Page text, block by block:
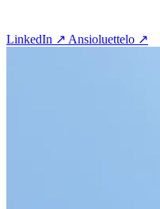
LinkedIn ↗ Ansioluettelo ↗